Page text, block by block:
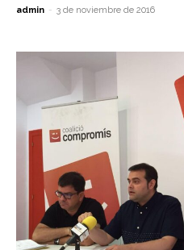
admin - 3 de noviembre de 2016